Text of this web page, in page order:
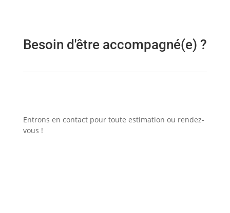
Besoin d'être accompagné(e) ?
Entrons en contact pour toute estimation ou rendez-
vous !